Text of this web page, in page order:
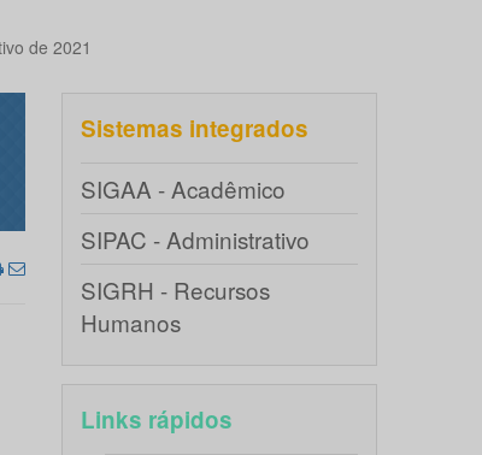
de 2021
Sistemas integrados
SIGAA - Acadêmico
SIPAC - Administrativo
SIGRH - Recursos
Humanos
Links rápidos